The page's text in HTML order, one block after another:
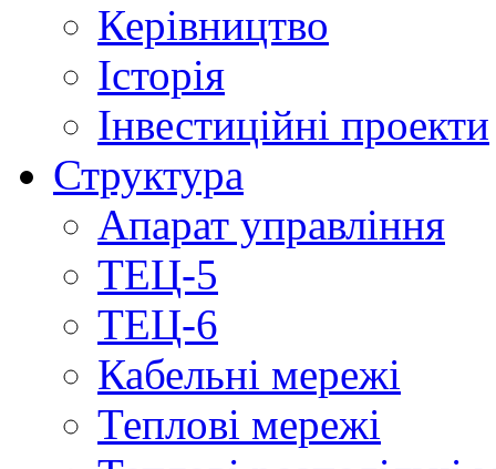
Керівництво
Історія
Інвестиційні проекти
Структура
Апарат управління
ТЕЦ-5
ТЕЦ-6
Кабельні мережі
Теплові мережі